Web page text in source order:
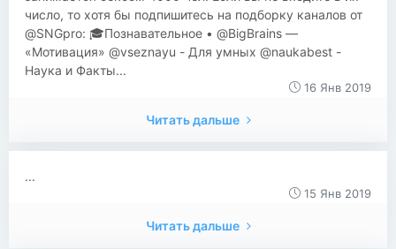
число, то хотя бы подпишитесь на подборку каналов от
@SNGpro: 🎓Познавательное • @BigBrains —
«Мотивация» @vseznayu - Для умных @naukabest -
Наука и Факты...
16 Янв 2019
Читать дальше
...
15 Янв 2019
Читать дальше